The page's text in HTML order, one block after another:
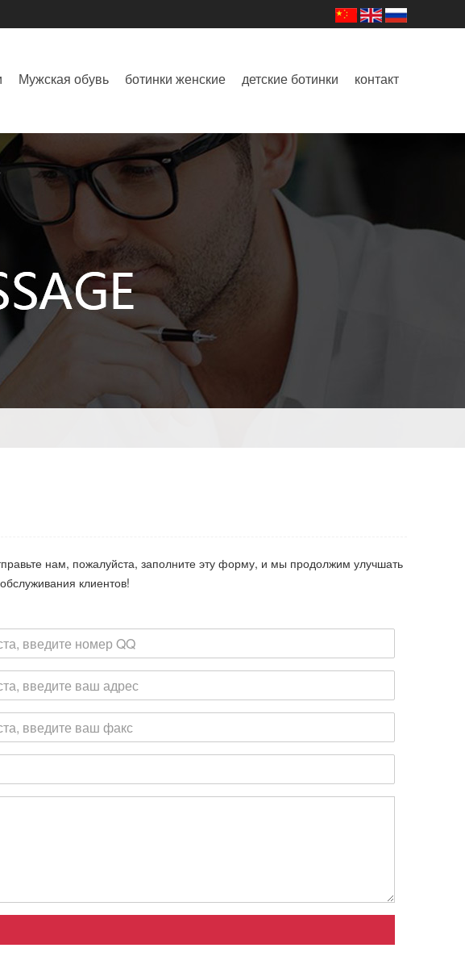
Мужская обувь ботинки женские детские ботинки контакт
нам, пожалуйста, заполните эту форму, и мы продолжим улучшать
клиентов!